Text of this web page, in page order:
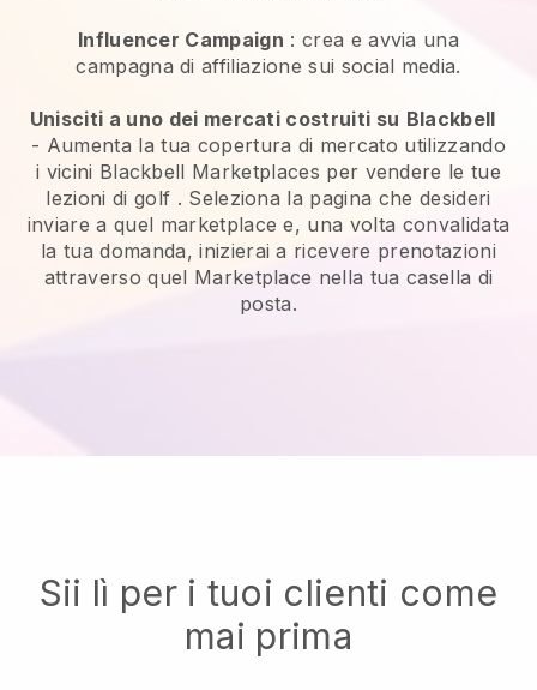
Influencer Campaign : crea e avvia una
campagna di affiliazione sui social media.
Unisciti a uno dei mercati costruiti su Blackbell
- Aumenta la tua copertura di mercato utilizzando
i vicini Blackbell Marketplaces per vendere le tue
lezioni di golf . Seleziona la pagina che desideri
inviare a quel marketplace e, una volta convalidata
la tua domanda, inizierai a ricevere prenotazioni
attraverso quel Marketplace nella tua casella di
posta.
Sii lì per i tuoi clienti come
mai prima